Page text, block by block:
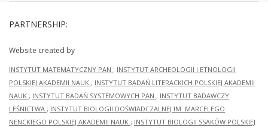
PARTNERSHIP:
Website created by
INSTYTUT MATEMATYCZNY PAN ; INSTYTUT ARCHEOLOGII I ETNOLOGII
POLSKIEJ AKADEMII NAUK ; INSTYTUT BADAŃ LITERACKICH POLSKIEJ AKADEMII
NAUK ; INSTYTUT BADAŃ SYSTEMOWYCH PAN ; INSTYTUT BADAWCZY
LEŚNICTWA ; INSTYTUT BIOLOGII DOŚWIADCZALNEJ IM. MARCELEGO
NENCKIEGO POLSKIEJ AKADEMII NAUK ; INSTYTUT BIOLOGII SSAKÓW POLSKIEJ